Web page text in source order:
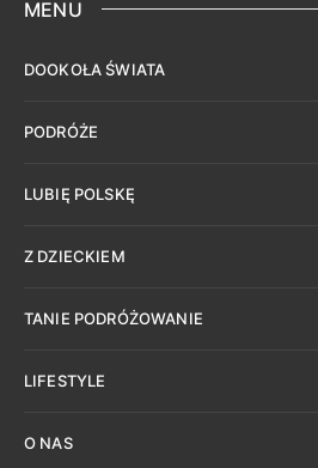
MENU
DOOKOŁA ŚWIATA
PODRÓŻE
LUBIĘ POLSKĘ
Z DZIECKIEM
TANIE PODRÓŻOWANIE
LIFESTYLE
O NAS